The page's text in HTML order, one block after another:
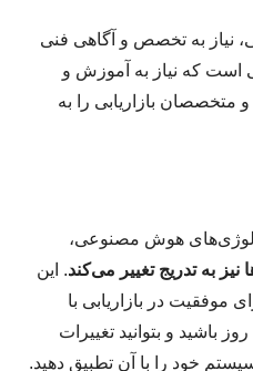
نیاز به تخصص و آگاهی فنی
است که نیاز به آموزش و
متخصصان بازاریابی را به
هوش مصنوعی،
به تدریج تغییر می‌کند. این
موفقیت در بازاریابی با
باشید و بتوانید تغییرات
خود را با آن تطبیق دهید.